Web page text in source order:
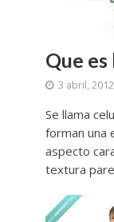
Que
3 abril, 2012
Se llama
forman una
aspecto
textura